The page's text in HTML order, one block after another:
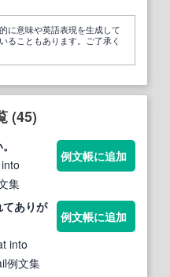
に意味や英語表現を生成して
ることもあります。ご了承く
(45)
集
例文帳に追加
てありが
into
例文集
例文帳に追加